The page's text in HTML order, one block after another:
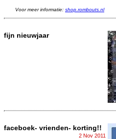
Voor meer informatie: shop.rombouts.nl
fijn nieuwjaar
faceboek- vrienden- korting!!
2 Nov 2011